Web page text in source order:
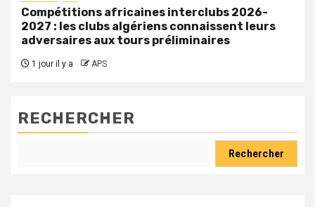
Compétitions africaines interclubs 2026-
2027 : les clubs algériens connaissent leurs
adversaires aux tours préliminaires
1 jour il y a APS
RECHERCHER
Rechercher